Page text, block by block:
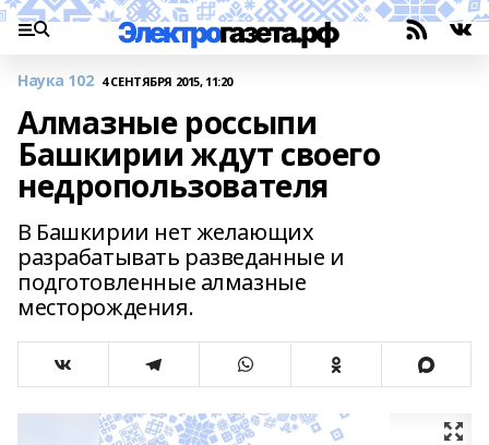
Наука 102 4 СЕНТЯБРЯ 2015, 11:20
Алмазные россыпи
Башкирии ждут своего
недропользователя
В Башкирии нет желающих
разрабатывать разведанные и
подготовленные алмазные
месторождения.